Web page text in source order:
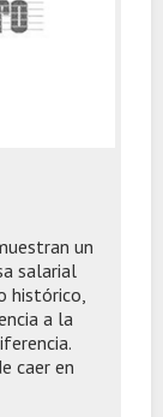
un
salarial
histórico,
a la
caer en